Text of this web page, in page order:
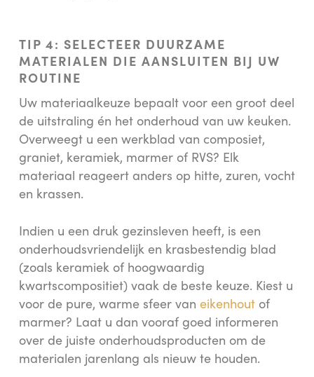
TIP 4: SELECTEER DUURZAME
MATERIALEN DIE AANSLUITEN BIJ UW
ROUTINE
Uw materiaalkeuze bepaalt voor een groot deel
de uitstraling én het onderhoud van uw keuken.
Overweegt u een werkblad van composiet,
graniet, keramiek, marmer of RVS? Elk
materiaal reageert anders op hitte, zuren, vocht
en krassen.
Indien u een druk gezinsleven heeft, is een
onderhoudsvriendelijk en krasbestendig blad
(zoals keramiek of hoogwaardig
kwartscompositiet) vaak de beste keuze. Kiest u
voor de pure, warme sfeer van eikenhoutof
marmer? Laat u dan vooraf goed informeren
over de juiste onderhoudsproducten om de
materialen jarenlang als nieuw te houden.